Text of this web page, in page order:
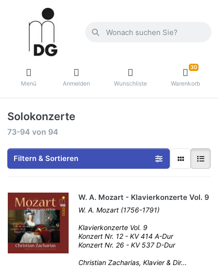
Menü Anmelden Wunschliste
30
Warenkorb
Solokonzerte
73-94 von 94
Filtern & Sortieren
W. A. Mozart - Klavierkonzerte Vol. 9
W. A. Mozart (1756-1791)
Klavierkonzerte Vol. 9
Konzert Nr. 12 - KV 414 A-Dur
Konzert Nr. 26 - KV 537 D-Dur
Christian Zacharias, Klavier & Dir...